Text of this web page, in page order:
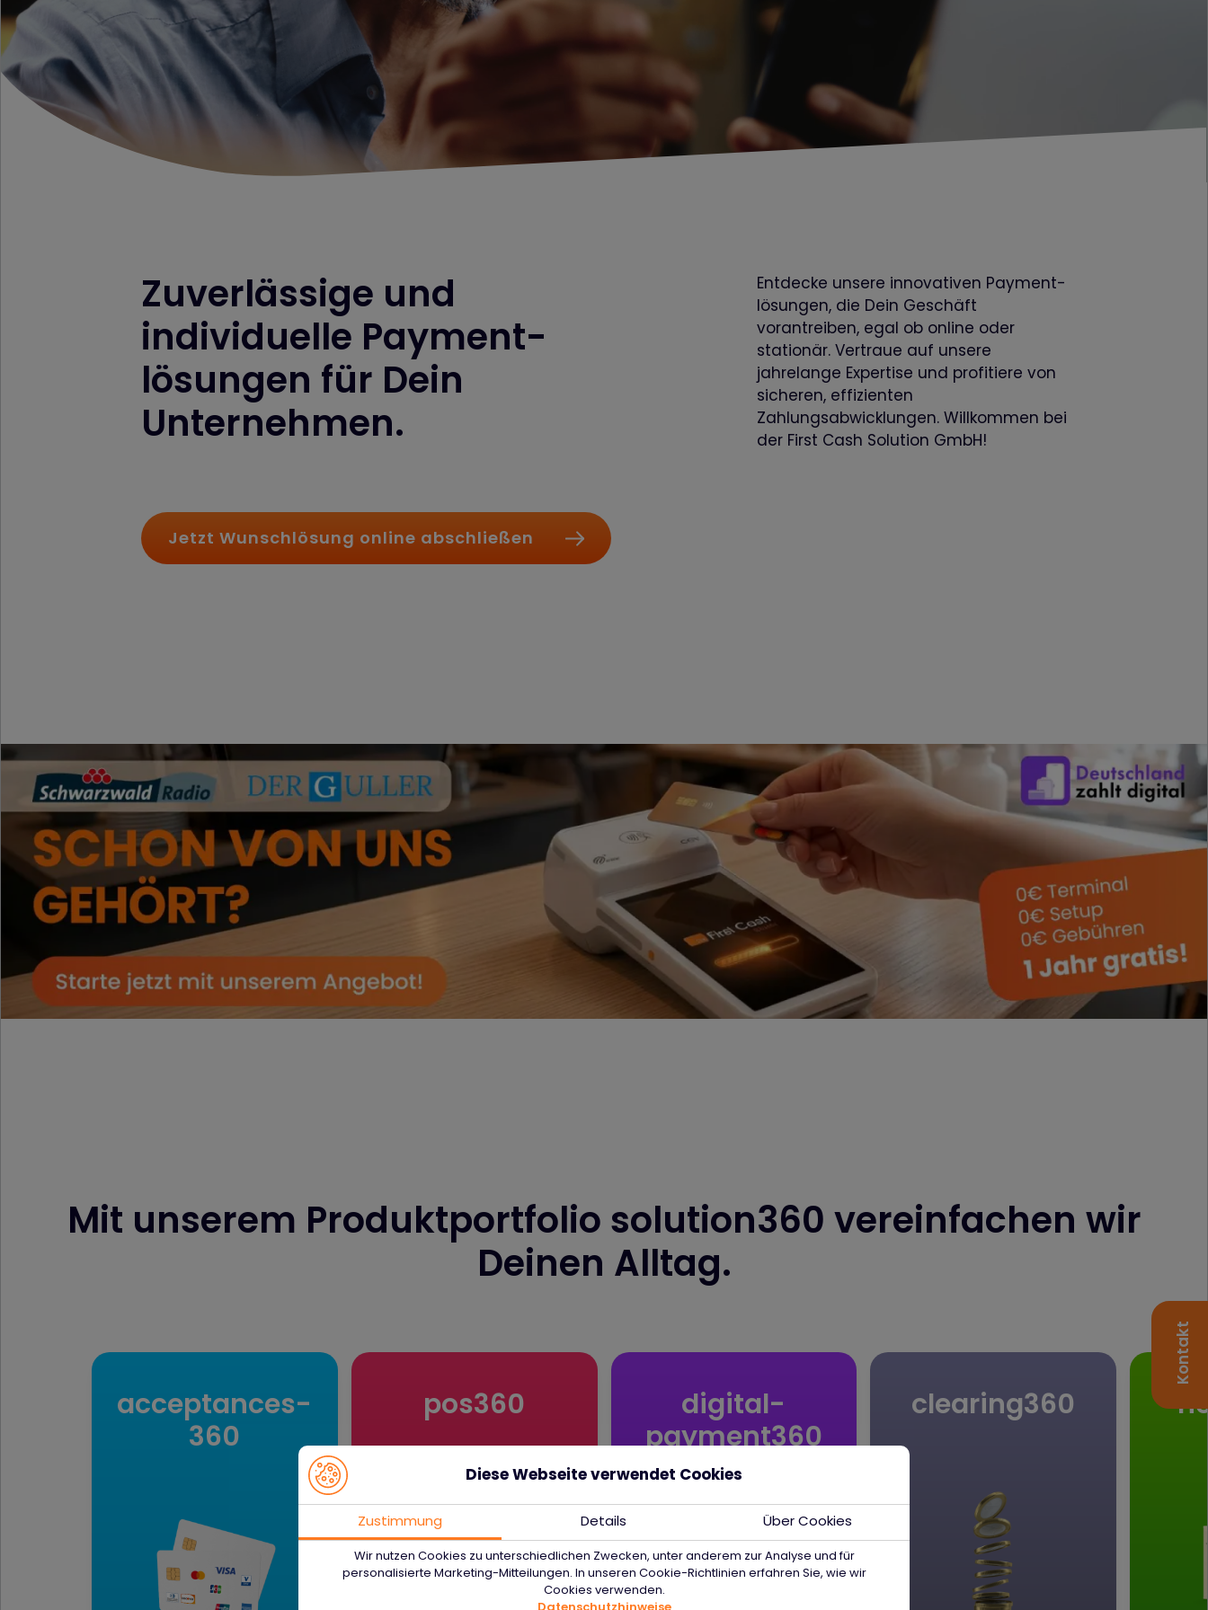
Diese Webseite verwendet Cookies
Zustimmung Details Über Cookies
Wir nutzen Cookies zu unterschiedlichen Zwecken, unter anderem zur Analyse und für
personalisierte Marketing-Mitteilungen. In unseren Cookie-Richtlinien erfahren Sie, wie wir
Cookies verwenden.
Zuverlässige und
individuelle Payment­
lösungen für Dein
Unternehmen.
Entdecke unsere innovativen Payment­
lösungen, die Dein Geschäft
vorantreiben, egal ob online oder
stationär. Vertraue auf unsere
jahrelange Expertise und profitiere von
sicheren, effizienten
Zahlungsabwicklungen. Willkommen bei
der First Cash Solution GmbH!
Jetzt Wunschlösung online abschließen
Mit unserem Produktportfolio solution360 vereinfachen wir
Deinen Alltag.
acceptances­
360
pos360
digital­
payment360
clearing360
Kontakt